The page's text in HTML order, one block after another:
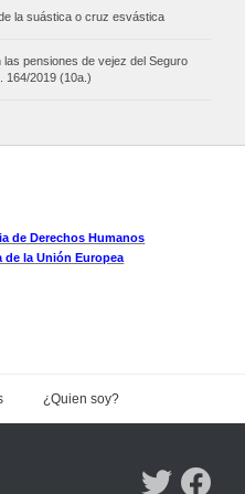
la suástica o cruz esvástica
las pensiones de vejez del Seguro
164/2019 (10a.)
de Derechos Humanos
la Unión Europea
¿Quien soy?